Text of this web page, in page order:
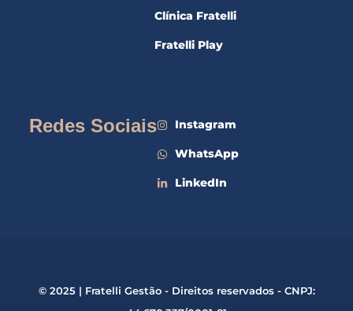
Clínica Fratelli
Fratelli Play
Redes Sociais Instagram
WhatsApp
LinkedIn
© 2025 | Fratelli Gestão - Direitos reservados - CNPJ: